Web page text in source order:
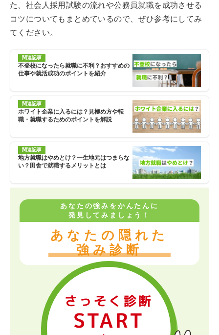
た、社会人採用試験の流れや公務員就職を成功させる
コツについてもまとめているので、ぜひ参考にしてみ
てください。
関連記事
不登校になったら就職に不利？おすすめの
仕事や就活成功のポイントを紹介
関連記事
ホワイト企業に入るには？見極め方や転
職・就職するためのポイントを解説
関連記事
地方就職はやめとけ？一生地元はつまらな
い？田舎で就職するメリットとは
あなたの強みをかんたんに
発見してみましょう！
あなたの隠れた
強み診断
さっそく診断
START